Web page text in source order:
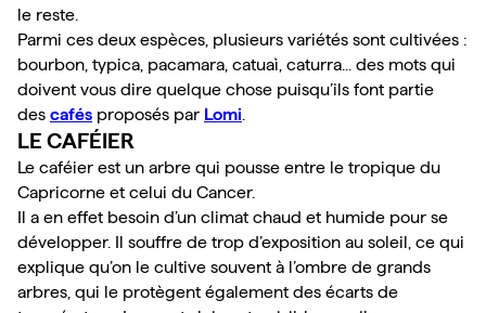
le reste.
Parmi ces deux espèces, plusieurs variétés sont cultivées :
bourbon, typica, pacamara, catuaì, caturra... des mots qui
doivent vous dire quelque chose puisqu’ils font partie
des cafés proposés par Lomi.
LE CAFÉIER
Le caféier est un arbre qui pousse entre le tropique du
Capricorne et celui du Cancer.
Il a en effet besoin d’un climat chaud et humide pour se
développer. Il souffre de trop d’exposition au soleil, ce qui
explique qu’on le cultive souvent à l’ombre de grands
arbres, qui le protègent également des écarts de